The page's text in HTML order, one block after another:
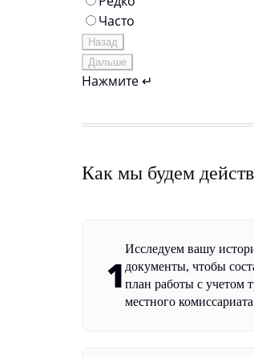
Часто
Назад
Дальше
Нажмите ↵
Как мы будем
1
Исследуем вашу
документы, чтобы
план работы с учетом
местного